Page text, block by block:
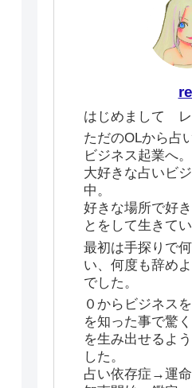
はじめまして
ただのOLから占
ビジネス起業へ。
大好きな占いビ
中。
好きな場所で好
とをして生きてい
最初は手探りで
い、何度も辞め
でした。
０からビジネス
を知った事で驚
を生み出せるよ
した。
占い依存症→運